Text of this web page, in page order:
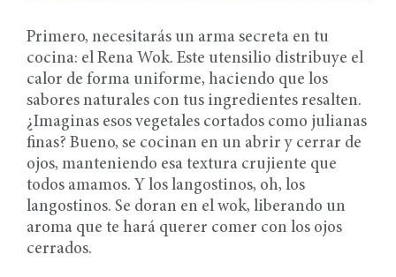
Primero, necesitarás un arma secreta en tu
cocina: el Rena Wok. Este utensilio distribuye el
calor de forma uniforme, haciendo que los
sabores naturales con tus ingredientes resalten.
¿Imaginas esos vegetales cortados como julianas
finas? Bueno, se cocinan en un abrir y cerrar de
ojos, manteniendo esa textura crujiente que
todos amamos. Y los langostinos, oh, los
langostinos. Se doran en el wok, liberando un
aroma que te hará querer comer con los ojos
cerrados.